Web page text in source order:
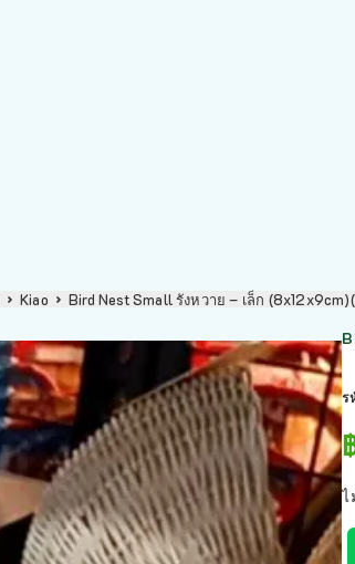
Kiao Bird Nest Small รังหวาย – เล็ก
ร
ไ